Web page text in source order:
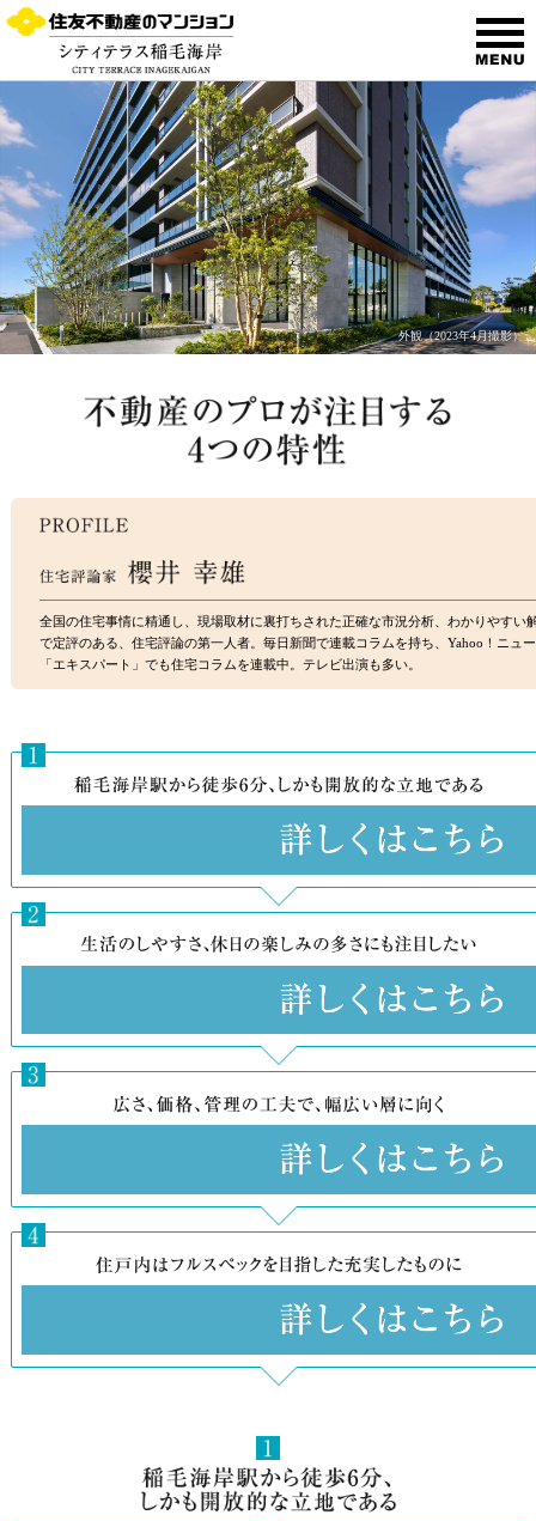
外観（2023年4月撮影）
全国の住宅事情に精通し、現場取材に裏打ちされた正確な市況分析、わかりやすい
で定評のある、住宅評論の第一人者。毎日新聞で連載コラムを持ち、Yahoo！ニュ
「エキスパート」でも住宅コラムを連載中。テレビ出演も多い。